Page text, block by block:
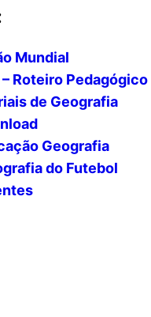
Mundial
Roteiro Pedagógico
de Geografia
Geografia
do Futebol